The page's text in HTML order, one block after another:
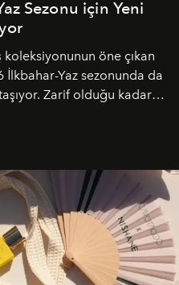
Sezonu için Yeni
koleksiyonunun öne çıkan
İlkbahar-Yaz sezonunda da
Zarif olduğu kadar